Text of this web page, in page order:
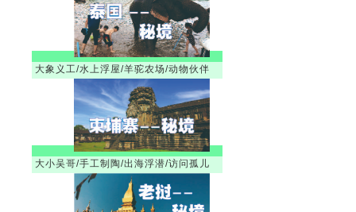
大象义工/水上浮屋/羊驼农场/动物伙伴
大小吴哥/手工制陶/出海浮潜/访问孤儿
订购新项目 【暑假】新疆之南疆